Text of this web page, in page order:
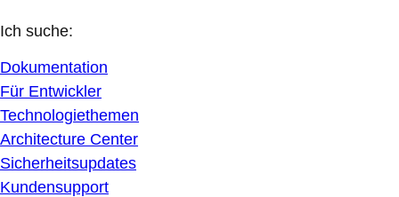
Ich suche:
Dokumentation
Für Entwickler
Technologiethemen
Architecture Center
Sicherheitsupdates
Kundensupport